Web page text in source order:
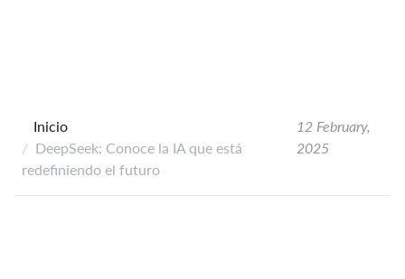
Inicio
DeepSeek: Conoce la IA que está
redefiniendo el futuro
12 February,
2025